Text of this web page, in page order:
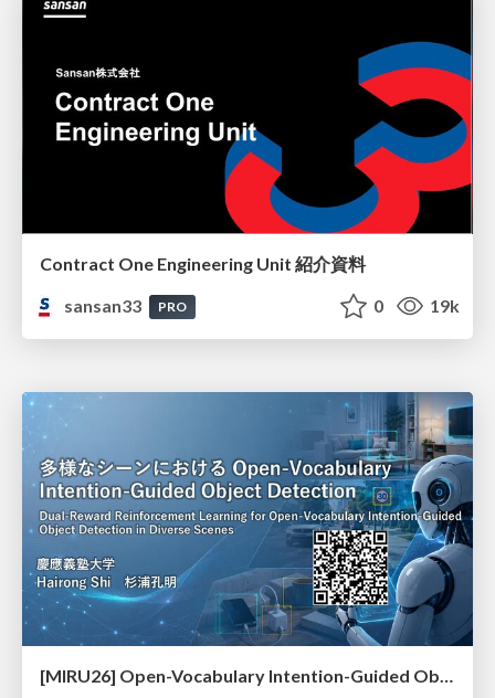
Contract One Engineering Unit 紹介資料
sansan33
PRO 0 19k